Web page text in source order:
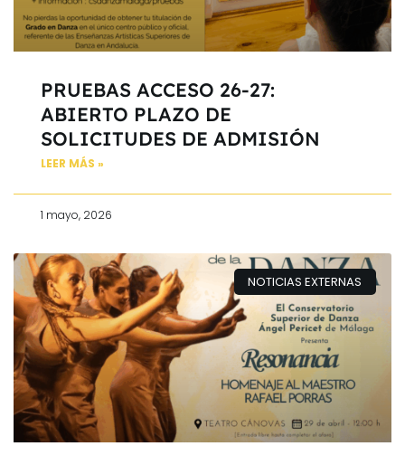
PRUEBAS ACCESO 26-27:
ABIERTO PLAZO DE
SOLICITUDES DE ADMISIÓN
LEER MÁS »
1 mayo, 2026
NOTICIAS EXTERNAS